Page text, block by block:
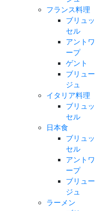
フランス料理
ブリュッ
セル
アントワ
ープ
ゲント
ブリュー
ジュ
イタリア料理
ブリュッ
セル
日本食
ブリュッ
セル
アントワ
ープ
ブリュー
ジュ
ラーメン